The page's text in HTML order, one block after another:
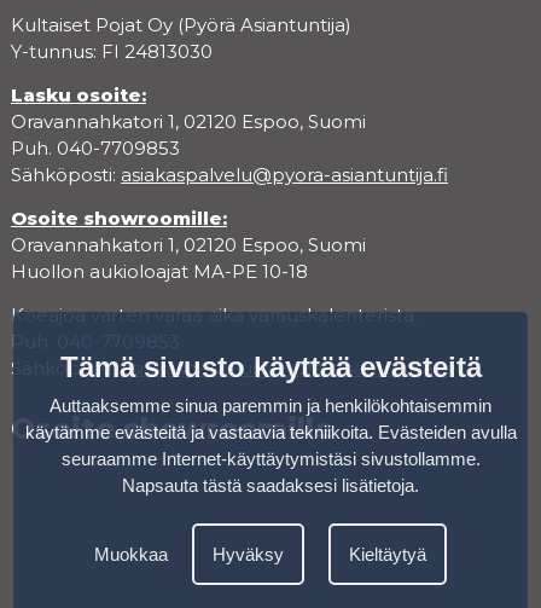
Kultaiset Pojat Oy (Pyörä Asiantuntija)
Y-tunnus: FI 24813030
Lasku osoite:
Oravannahkatori 1, 02120 Espoo, Suomi
Puh. 040-7709853
Sähköposti: asiakaspalvelu@pyora-asiantuntija.fi
Osoite showroomille:
Oravannahkatori 1, 02120 Espoo, Suomi
Huollon aukioloajat MA-PE 10-18
Koeajoa varten varaa aika varauskalenterista.
Sähköposti:asiakaspalvelu@pyora-asiantuntija.fi
Osoite showroomille
Tämä sivusto käyttää evästeitä
Auttaaksemme sinua paremmin ja henkilökohtaisemmin
käytämme evästeitä ja vastaavia tekniikoita. Evästeiden avulla
seuraamme Internet-käyttäytymistäsi sivustollamme.
Napsauta tästä saadaksesi lisätietoja.
Muokkaa Hyväksy Kieltäytyä